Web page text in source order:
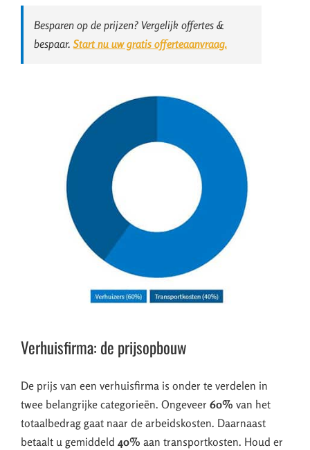
Besparen op de prijzen? Vergelijk offertes &
bespaar.Start nu uw gratis offerteaanvraag.
Verhuisfirma: de prijsopbouw
De prijs van een verhuisfirma is onder te verdelen in
twee belangrijke categorieën. Ongeveer 60% van het
totaalbedrag gaat naar de arbeidskosten. Daarnaast
betaalt u gemiddeld 40% aan transportkosten. Houd er